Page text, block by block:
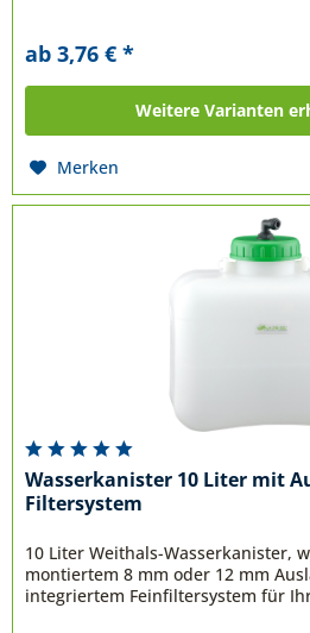
ab 3,76 € *
Weitere Varianten
Merken
Wasserkanister 10 Liter mit
Filtersystem
10 Liter Weithals-Wasserkanister,
montiertem 8 mm oder 12 mm
integriertem Feinfiltersystem für